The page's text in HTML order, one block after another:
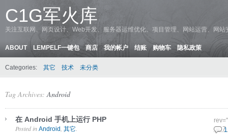
C1G军火库
关注互联网、网页设计、Web开发、服务器运维优化、项目管理、网站运营、网
ABOUT LEMPELF一键包 商店 我的帐户 结账 购物车 隐私政策
Categories: 其它 技术 未分类
Tag Archives:Android
在 Android 手机上运行 PHP
16 7
Posted in Android 其它